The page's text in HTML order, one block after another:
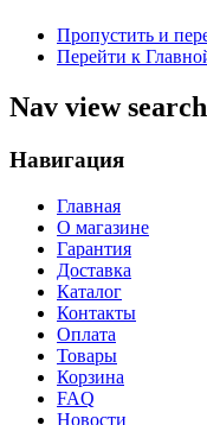
Пропустить и
Перейти к
Nav view search
Навигация
Главная
О магазине
Гарантия
Доставка
Каталог
Контакты
Оплата
Товары
Корзина
FAQ
Новости